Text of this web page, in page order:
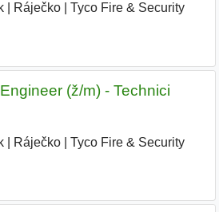
| Ráječko|
Tyco Fire & Security
(ž/m) - Technici
| Ráječko|
Tyco Fire & Security